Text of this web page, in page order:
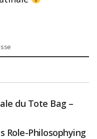
du Tote Bag –
Role-Philosophying